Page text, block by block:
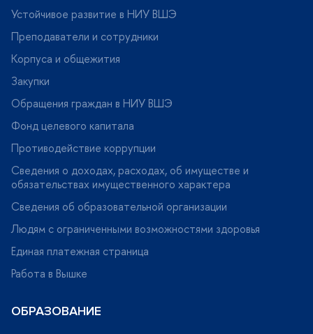
Устойчивое развитие в НИУ ВШЭ
Преподаватели и сотрудники
Корпуса и общежития
Закупки
Обращения граждан в НИУ ВШЭ
Фонд целевого капитала
Противодействие коррупции
Сведения о доходах, расходах, об имуществе и
обязательствах имущественного характера
Сведения об образовательной организации
Людям с ограниченными возможностями здоровья
Единая платежная страница
Работа в Вышке
ОБРАЗОВАНИЕ